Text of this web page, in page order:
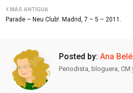
MÁS ANTIGUA
Parade – Neu Club!. Madrid, 7 – 5 – 2011.
Posted by: Ana
Periodista, bloguera,